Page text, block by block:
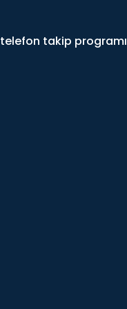
telefon takip programı